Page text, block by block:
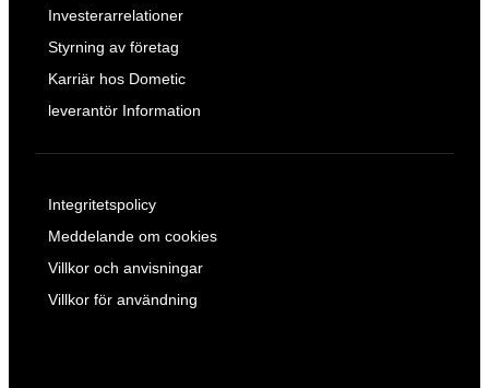
Investerarrelationer
Styrning av företag
Karriär hos Dometic
leverantör Information
Integritetspolicy
Meddelande om cookies
Villkor och anvisningar
Villkor för användning